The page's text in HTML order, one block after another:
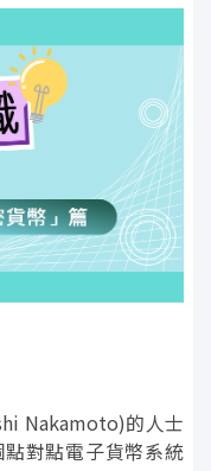
Nakamoto)的人士
對點電子貨幣系統